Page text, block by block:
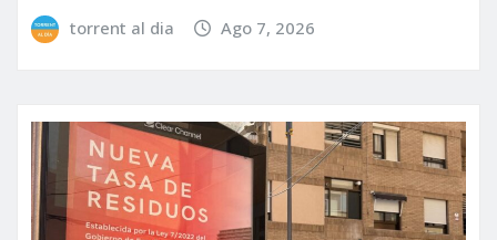
torrent al dia Ago 7, 2026